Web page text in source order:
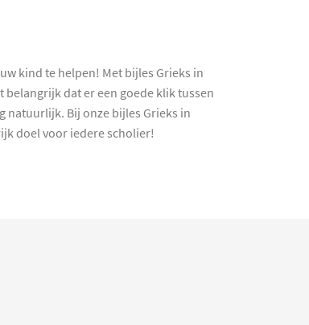
kind te helpen! Met bijles Grieks in
dat er een goede klik tussen
natuurlijk. Bij onze bijles Grieks in
doel voor iedere scholier!